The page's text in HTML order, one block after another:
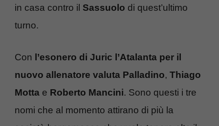
in casa contro il Sassuolo di quest’ultimo
turno.
Con l’esonero di Juric l’Atalanta per il
nuovo allenatore valuta Palladino, Thiago
Motta e Roberto Mancini. Sono questi i tre
nomi che al momento attirano di più la